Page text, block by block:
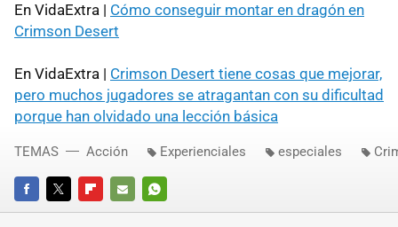
En VidaExtra | Cómo conseguir montar en dragón en
Crimson Desert
En VidaExtra | Crimson Desert tiene cosas que mejorar,
pero muchos jugadores se atragantan con su dificultad
porque han olvidado una lección básica
FACEBOOKTWITTERFLIPBOARD
E-
WHATSAPP
TEMAS Acción Experienciales especiales